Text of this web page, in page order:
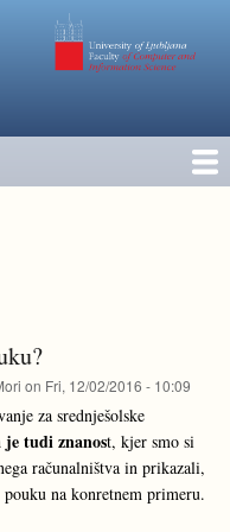
on Fri, 12/02/2016 - 10:09
za srednješolske
tudi znanost, kjer smo si
računalništva in prikazali,
na konretnem primeru.